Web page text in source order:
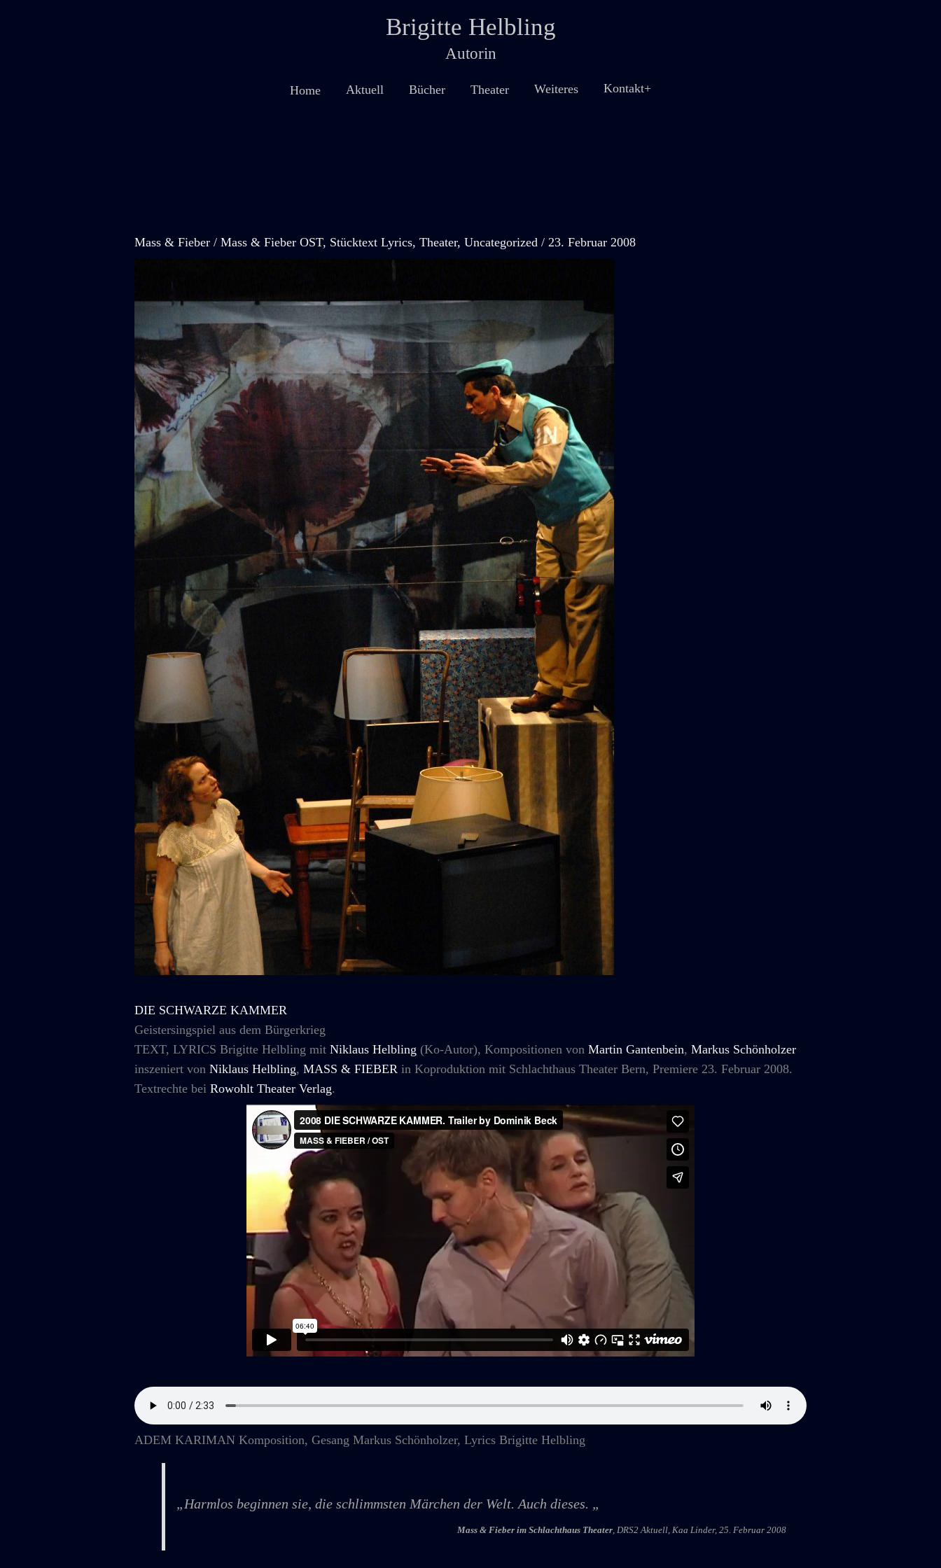
Brigitte Helbling
Autorin
Home Aktuell Bücher Theater Weiteres Kontakt+
Mass & Fieber / Mass & Fieber OST, Stücktext Lyrics,Theater,Uncategorized /23. Februar 2008
DIE SCHWARZE KAMMER
Geistersingspiel aus dem Bürgerkrieg
TEXT, LYRICS Brigitte Helbling mitNiklaus Helbling (Ko-Autor), Kompositionen vonMartin Gantenbein,Markus Schönholzer
inszeniert vonNiklaus Helbling,MASS & FIEBER in Koproduktion mit Schlachthaus Theater Bern, Premiere 23. Februar 2008.
Textrechte beiRowohlt Theater Verlag.
ADEM KARIMAN Komposition, Gesang Markus Schönholzer, Lyrics Brigitte Helbling
„Harmlos beginnen sie, die schlimmsten Märchen der Welt. Auch dieses. „
Mass & Fieber im Schlachthaus Theater , DRS2 Aktuell, Kaa Linder, 25. Februar 2008